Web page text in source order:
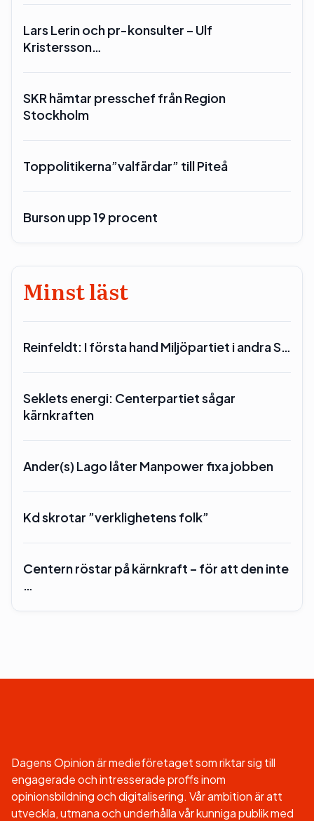
Lars Lerin och pr-konsulter – Ulf
Kristersson…
SKR hämtar presschef från Region
Stockholm
Toppolitikerna”valfärdar” till Piteå
Burson upp 19 procent
Minst läst
Reinfeldt: I första hand Miljöpartiet i andra S…
Seklets energi: Centerpartiet sågar
kärnkraften
Ander(s) Lago låter Manpower fixa jobben
Kd skrotar ”verklighetens folk”
Centern röstar på kärnkraft – för att den inte
…
Dagens Opinion är medieföretaget som riktar sig till
engagerade och intresserade proffs inom
opinionsbildning och digitalisering. Vår ambition är att
utveckla, utmana och underhålla vår kunniga publik med